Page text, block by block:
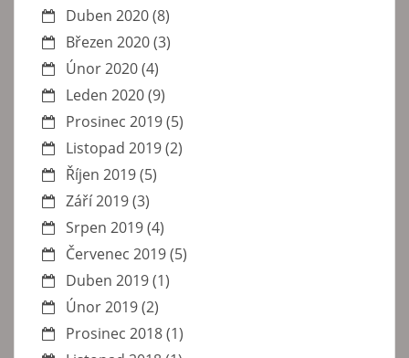
Duben 2020(8)
Březen 2020(3)
Únor 2020(4)
Leden 2020(9)
Prosinec 2019(5)
Listopad 2019(2)
Říjen 2019(5)
Září 2019(3)
Srpen 2019(4)
Červenec 2019(5)
Duben 2019(1)
Únor 2019(2)
Prosinec 2018(1)